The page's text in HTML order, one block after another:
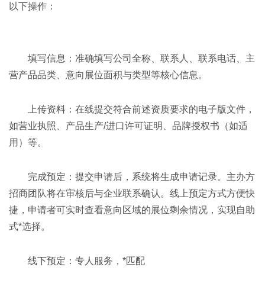
以下操作：
填写信息：准确填写公司全称、联系人、联系电话、主
营产品品类、意向展位面积与类型等核心信息。
上传资料：在线提交符合前述资质要求的电子版文件，
如营业执照、产品生产/进口许可证明、品牌授权书（如适
用）等。
完成预定：提交申请后，系统将生成申请记录。主办方
招商团队将在审核后与企业联系确认。线上预定方式方便快
捷，申请者可实时查看意向区域的展位剩余情况，实现自助
式*选择。
线下预定：专人服务，*匹配